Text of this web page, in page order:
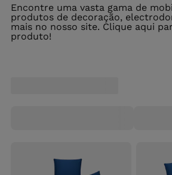
Encontre uma vasta gama de
produtos de decoração,
mais no nosso site. Clique aqui
produto!